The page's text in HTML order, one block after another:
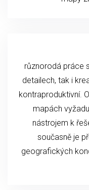
různorodá práce
detailech, tak i
kontraproduktivní.
mapách
nástrojem k
současně je
geografických